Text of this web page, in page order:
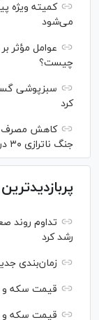
کمیته ویژه
می‌شود
عوامل مؤثر
چیست؟
کرد
کاهش مصرف
جنگ ناترازی ۳۰ درصد کاهش یافت
رشد کرد
زمان‌بندی
قیمت سکه و طلا در ۱۷
قیمت سکه و طلا در ۱۴